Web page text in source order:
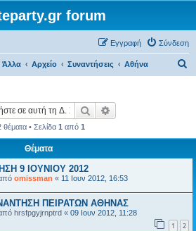
forum
Σύνδεση
Εγγραφή
Άλλα Αρχείο Συναντήσεις Αθήνα
Αναζήτηση
θέματα • Σελίδα 1 από 1
Θέματα
9 ΙΟΥΝΙΟΥ 2012
omissman « 11 Ιουν 2012, 16:53
ΠΕΙΡΑΤΩΝ ΑΘΗΝΑΣ
hrsfpgyjrnptrd « 09 Ιουν 2012, 11:28
1 2